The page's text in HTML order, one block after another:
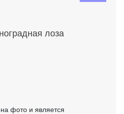
лоза
фото и является